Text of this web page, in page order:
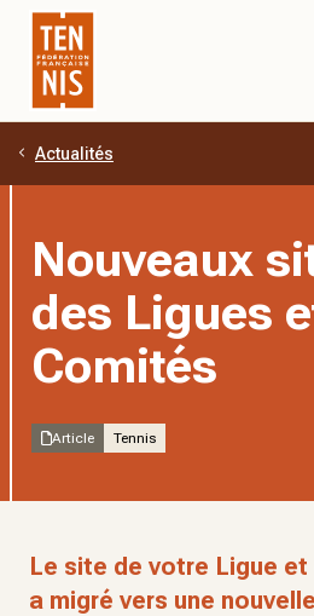
Aller au contenu principal
Actualités
Nouveaux
des Ligues
Comités
Article Tennis
Le site de votre Ligue
a migré vers une